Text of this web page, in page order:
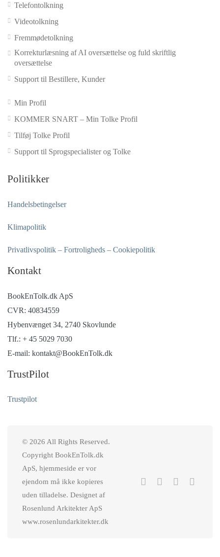
Telefontolkning
Videotolkning
Fremmødetolkning
Korrekturlæsning af AI oversættelse og fuld skriftlig
oversættelse
Support til Bestillere, Kunder
Min Profil
KOMMER SNART – Min Tolke Profil
Tilføj Tolke Profil
Support til Sprogspecialister og Tolke
Politikker
Handelsbetingelser
Klimapolitik
Privatlivspolitik – Fortroligheds – Cookiepolitik
Kontakt
BookEnTolk.dk ApS
CVR: 40834559
Hybenvænget 34, 2740 Skovlunde
Tlf.: + 45 5029 7030
E-mail: kontakt@BookEnTolk.dk
TrustPilot
Trustpilot
© 2026 All Rights Reserved.
Copyright BookEnTolk.dk
ApS, hjemmeside er vor
ejendom må ikke kopieres
uden tilladelse. Designet af
Rosenlund Arkitekter ApS
www.rosenlundarkitekter.dk